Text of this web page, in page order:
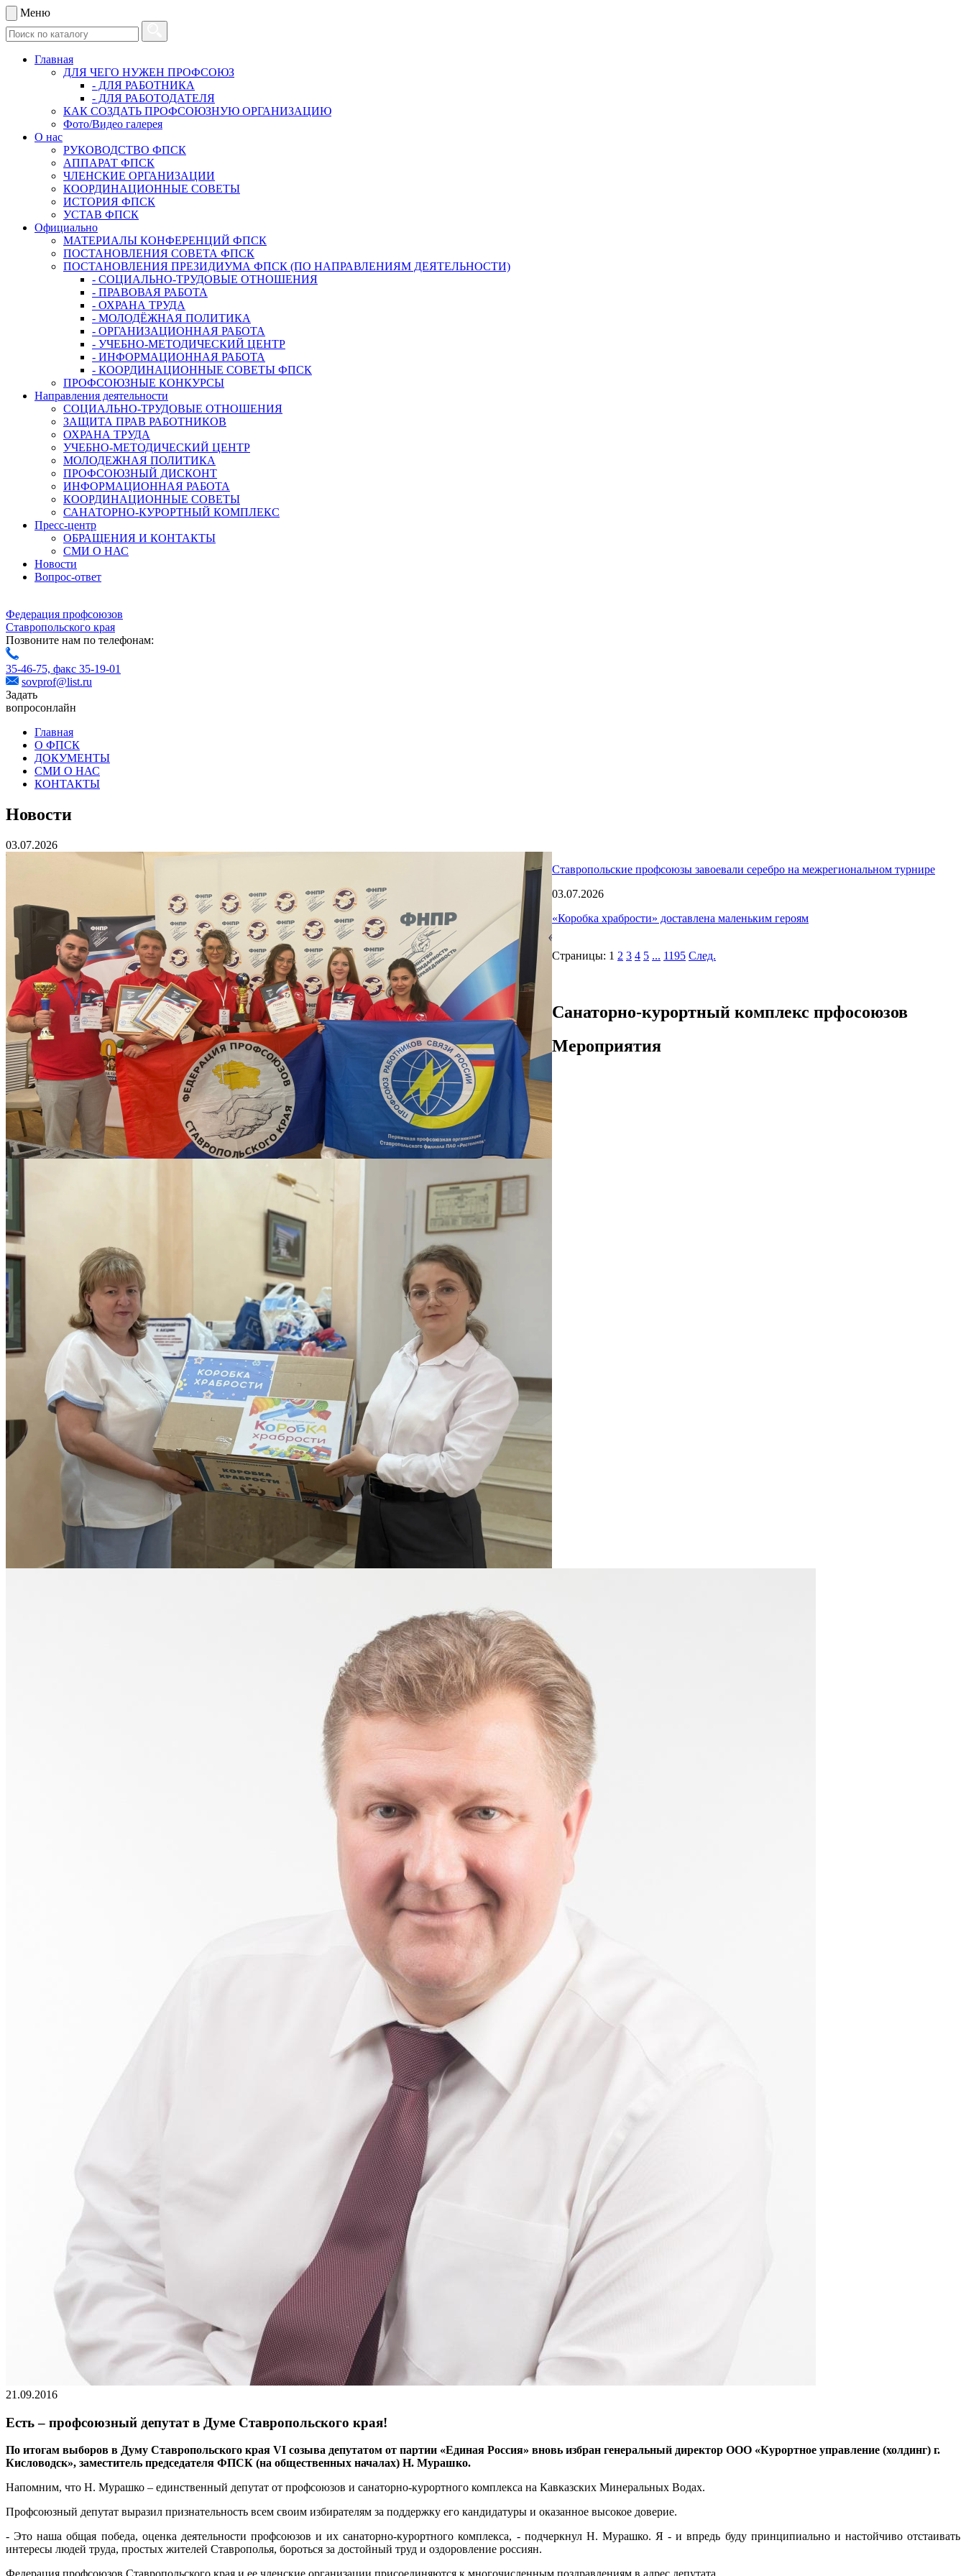
Меню
Главная
ДЛЯ ЧЕГО НУЖЕН ПРОФСОЮЗ
- ДЛЯ РАБОТНИКА
- ДЛЯ РАБОТОДАТЕЛЯ
КАК СОЗДАТЬ ПРОФСОЮЗНУЮ ОРГАНИЗАЦИЮ
Фото/Видео галерея
О нас
РУКОВОДСТВО ФПСК
АППАРАТ ФПСК
ЧЛЕНСКИЕ ОРГАНИЗАЦИИ
КООРДИНАЦИОННЫЕ СОВЕТЫ
ИСТОРИЯ ФПСК
УСТАВ ФПСК
Официально
МАТЕРИАЛЫ КОНФЕРЕНЦИЙ ФПСК
ПОСТАНОВЛЕНИЯ СОВЕТА ФПСК
ПОСТАНОВЛЕНИЯ ПРЕЗИДИУМА ФПСК (ПО НАПРАВЛЕНИЯМ ДЕЯТЕЛЬНОСТИ)
- СОЦИАЛЬНО-ТРУДОВЫЕ ОТНОШЕНИЯ
- ПРАВОВАЯ РАБОТА
- ОХРАНА ТРУДА
- МОЛОДЁЖНАЯ ПОЛИТИКА
- ОРГАНИЗАЦИОННАЯ РАБОТА
- УЧЕБНО-МЕТОДИЧЕСКИЙ ЦЕНТР
- ИНФОРМАЦИОННАЯ РАБОТА
- КООРДИНАЦИОННЫЕ СОВЕТЫ ФПСК
ПРОФСОЮЗНЫЕ КОНКУРСЫ
Направления деятельности
СОЦИАЛЬНО-ТРУДОВЫЕ ОТНОШЕНИЯ
ЗАЩИТА ПРАВ РАБОТНИКОВ
ОХРАНА ТРУДА
УЧЕБНО-МЕТОДИЧЕСКИЙ ЦЕНТР
МОЛОДЕЖНАЯ ПОЛИТИКА
ПРОФСОЮЗНЫЙ ДИСКОНТ
ИНФОРМАЦИОННАЯ РАБОТА
КООРДИНАЦИОННЫЕ СОВЕТЫ
САНАТОРНО-КУРОРТНЫЙ КОМПЛЕКС
Пресс-центр
ОБРАЩЕНИЯ И КОНТАКТЫ
СМИ О НАС
Новости
Вопрос-ответ
Федерация профсоюзов
Ставропольского края
Позвоните нам по телефонам:
35-46-75, факс 35-19-01
sovprof@list.ru
Задать
вопросонлайн
Главная
О ФПСК
ДОКУМЕНТЫ
СМИ О НАС
КОНТАКТЫ
Новости
03.07.2026
Ставропольские профсоюзы завоевали серебро на межрегиональном турнире
03.07.2026
«Коробка храбрости» доставлена маленьким героям
Страницы: 1 2 3 4 5 ... 1195 След.
Санаторно-курортный комплекс прфосоюзов
Мероприятия
21.09.2016
Есть – профсоюзный депутат в Думе Ставропольского края!
По итогам выборов в Думу Ставропольского края VI созыва депутатом от партии «Единая Россия» вновь избран генеральный директор ООО «Курортное управление (холдинг) г.
Кисловодск», заместитель председателя ФПСК (на общественных началах) Н. Мурашко.
Напомним, что Н. Мурашко – единственный депутат от профсоюзов и санаторно-курортного комплекса на Кавказских Минеральных Водах.
Профсоюзный депутат выразил признательность всем своим избирателям за поддержку его кандидатуры и оказанное высокое доверие.
- Это наша общая победа, оценка деятельности профсоюзов и их санаторно-курортного комплекса, - подчеркнул Н. Мурашко. Я - и впредь буду принципиально и настойчиво отстаивать
интересы людей труда, простых жителей Ставрополья, бороться за достойный труд и оздоровление россиян.